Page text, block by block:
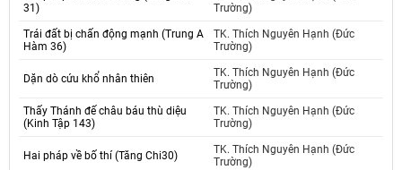
31)
Trường)
Trái đất bị chấn động mạnh (Trung A
Hàm 36)
TK. Thích Nguyên Hạnh (Đức
Trường)
Dặn dò cứu khổ nhân thiên
TK. Thích Nguyên Hạnh (Đức
Trường)
Thấy Thánh đế châu báu thù diệu
(Kinh Tập 143)
TK. Thích Nguyên Hạnh (Đức
Trường)
Hai pháp về bố thí (Tăng Chi30)
TK. Thích Nguyên Hạnh (Đức
Trường)